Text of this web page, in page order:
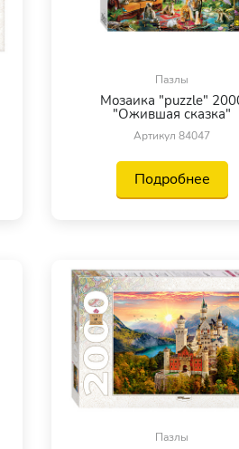
Пазлы
Мозаика "puzzle"
"Ожившая сказка"
Артикул 84047
Подробнее
Пазлы